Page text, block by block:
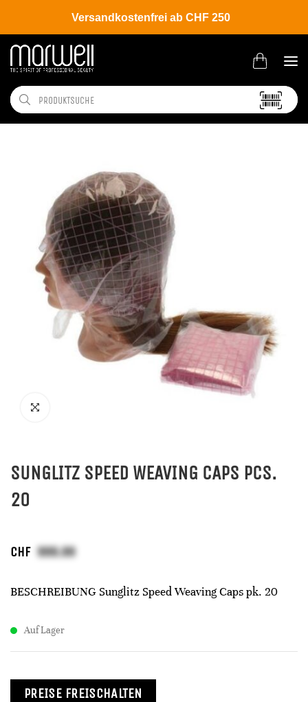
Versandkostenfrei ab CHF 250
Shop Salon Folien | Dispenser
SUNGLITZ SPEED WEAVING CAPS PCS.
20
CHF
BESCHREIBUNG Sunglitz Speed Weaving Caps pk. 20
Auf Lager
PREISE FREISCHALTEN